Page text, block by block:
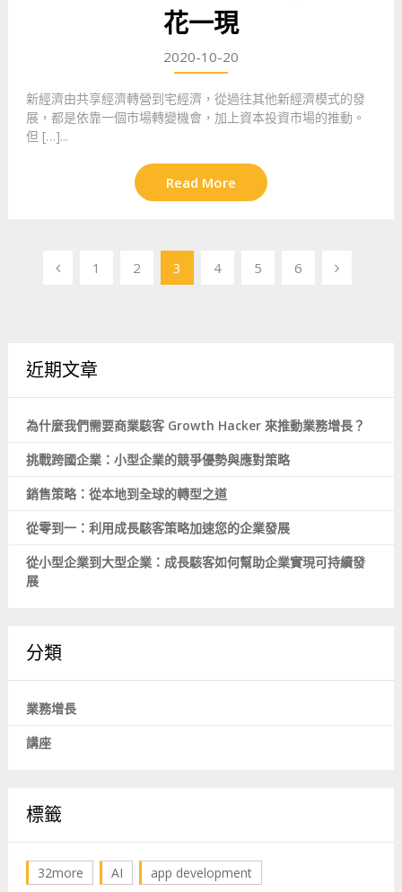
花一現
2020-10-20
新經濟由共享經濟轉營到宅經濟，從過往其他新經濟模式的發
展，都是依靠一個市場轉變機會，加上資本投資市場的推動。
但 […]...
Read More
覽
1 2 3 4 5 6
近期文章
為什麼我們需要商業駭客 Growth Hacker 來推動業務增長？
挑戰跨國企業：小型企業的競爭優勢與應對策略
銷售策略：從本地到全球的轉型之道
從零到一：利用成長駭客策略加速您的企業發展
從小型企業到大型企業：成長駭客如何幫助企業實現可持續發
展
分類
業務增長
講座
標籤
32more AI
app development